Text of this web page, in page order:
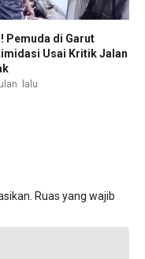
Pemuda di Garut
Usai Kritik Jalan
lalu
Ruas yang wajib